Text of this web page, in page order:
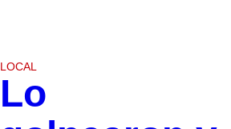
LOCAL
Lo